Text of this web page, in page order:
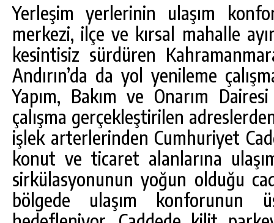
Yerleşim yerlerinin ulaşım
merkezi, ilçe ve kırsal mahalle
kesintisiz sürdüren
Andırın’da da yol yenileme
Yapım, Bakım ve Onarım Dairesi
çalışma gerçekleştirilen
işlek arterlerinden Cumhuriyet
konut ve ticaret alanlarına
sirkülasyonunun yoğun olduğu
bölgede ulaşım konforunun
GÜNLÜK HABER AKIŞI
GÖKSUN HAFIZLIK KIZ KUR’AN KURSU
ÖĞRENCILERINE DARENDE GEZISI.